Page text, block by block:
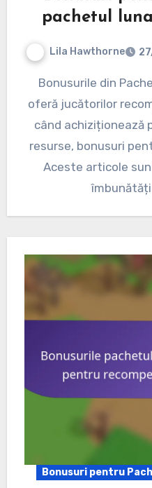
pachetul
Lila Hawthorne
Bonusurile din Pachetul Lunar Lords Mobile
oferă jucătorilor
când achiziționează
resurse, bonusuri
Aceste articole
Bonusuri pentru